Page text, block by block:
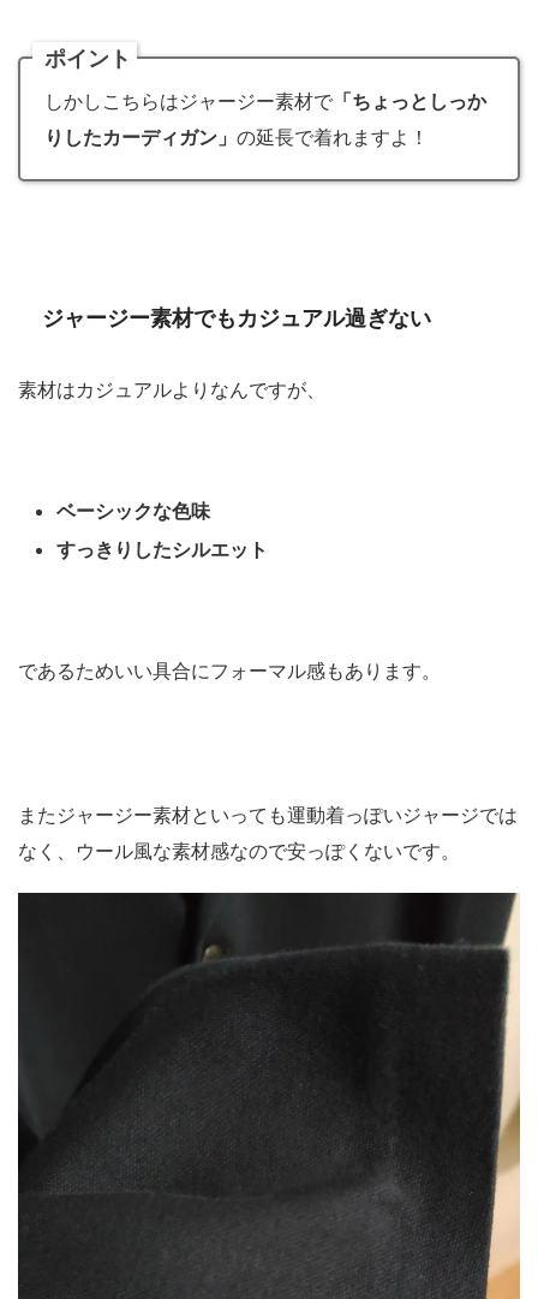
ポイント
しかしこちらはジャージー素材で 「ちょっとしっか
りしたカーディガン」 の延長で着れますよ！
ジャージー素材でもカジュアル過ぎない
素材はカジュアルよりなんですが、
ベーシックな色味
すっきりしたシルエット
であるためいい具合にフォーマル感もあります。
またジャージー素材といっても運動着っぽいジャージでは
なく、ウール風な素材感なので安っぽくないです。